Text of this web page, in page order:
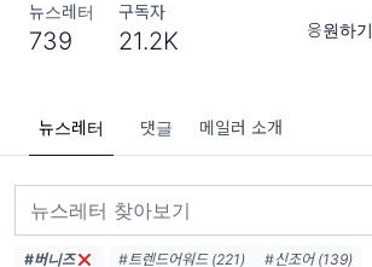
뉴스레터
739
구독자
21.2K 응원하기
뉴스레터 댓글 메일러 소개
#버니즈 #트렌드어워드 (221)
#신조어 (139)